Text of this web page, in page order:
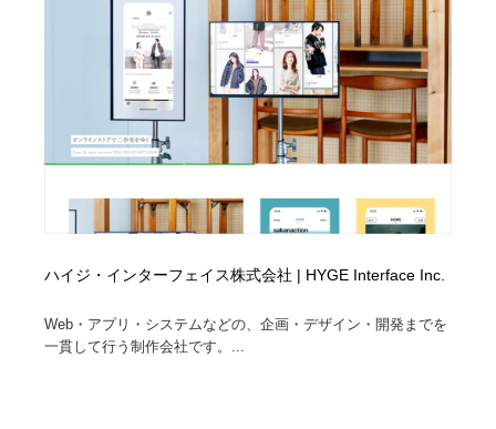
ハイジ・インターフェイス株式会社 | HYGE Interface Inc.
Web・アプリ・システムなどの、企画・デザイン・開発までを
一貫して行う制作会社です。...